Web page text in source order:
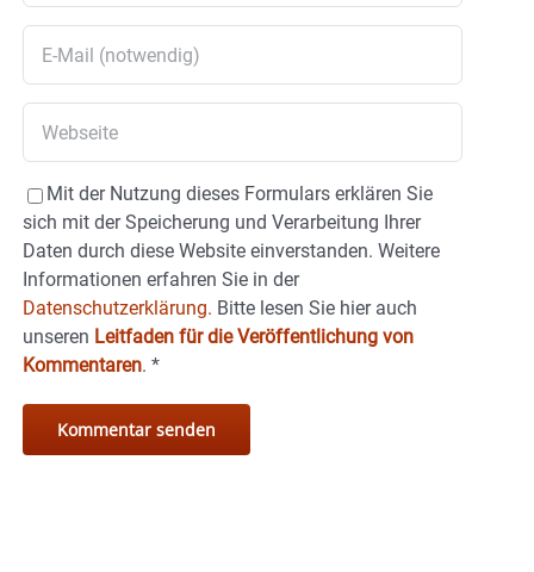
Mit der Nutzung dieses Formulars erklären Sie
sich mit der Speicherung und Verarbeitung Ihrer
Daten durch diese Website einverstanden. Weitere
Informationen erfahren Sie in der
Datenschutzerklärung. Bitte lesen Sie hier auch
unseren Leitfaden für die Veröffentlichung von
Kommentaren. *